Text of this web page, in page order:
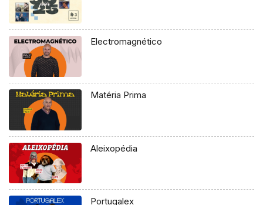
Electromagnético
Matéria Prima
Aleixopédia
Portugalex